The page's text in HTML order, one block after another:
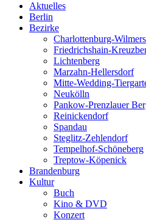
Aktuelles
Berlin
Bezirke
Charlottenburg-
Friedrichshain-
Lichtenberg
Marzahn-Hellersdorf
Mitte-Wedding-
Neukölln
Pankow-Prenzlauer
Reinickendorf
Spandau
Steglitz-Zehlendorf
Tempelhof-Schöneberg
Treptow-Köpenick
Brandenburg
Kultur
Buch
Kino & DVD
Konzert